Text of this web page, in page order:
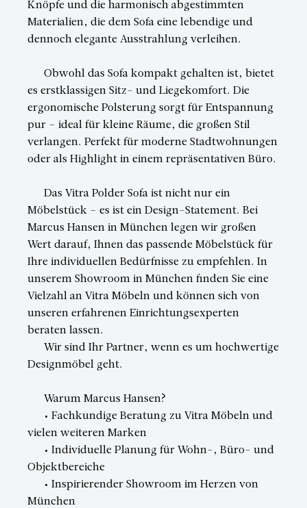
Knöpfe und die harmonisch abgestimmten
Materialien, die dem Sofa eine lebendige und
dennoch elegante Ausstrahlung verleihen.
Obwohl das Sofa kompakt gehalten ist, bietet
es erstklassigen Sitz- und Liegekomfort. Die
ergonomische Polsterung sorgt für Entspannung
pur – ideal für kleine Räume, die großen Stil
verlangen. Perfekt für moderne Stadtwohnungen
oder als Highlight in einem repräsentativen Büro.
Das Vitra Polder Sofa ist nicht nur ein
Möbelstück – es ist ein Design-Statement. Bei
Marcus Hansen in München legen wir großen
Wert darauf, Ihnen das passende Möbelstück für
Ihre individuellen Bedürfnisse zu empfehlen. In
unserem Showroom in München finden Sie eine
Vielzahl an Vitra Möbeln und können sich von
unseren erfahrenen Einrichtungsexperten
beraten lassen.
Wir sind Ihr Partner, wenn es um hochwertige
Designmöbel geht.
Warum Marcus Hansen?
• Fachkundige Beratung zu Vitra Möbeln und
vielen weiteren Marken
• Individuelle Planung für Wohn-, Büro- und
Objektbereiche
• Inspirierender Showroom im Herzen von
München